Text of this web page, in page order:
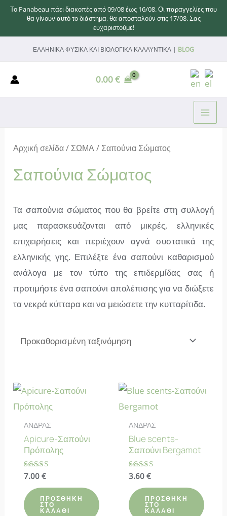
Το Panabeau πάει διακοπές από 09/08 έως 16/08. Οι παραγγελίες που
θα γίνουν αυτό το διάστημα, θα αποσταλούν στις 17/08. Σας
ευχαριστούμε!
περιεχόμενο
ΕΛΛΗΝΙΚΑ ΦΥΣΙΚΑ ΚΑΙ ΒΙΟΛΟΓΙΚΑ ΚΑΛΛΥΝΤΙΚΑ | BLOG
0.00€
Αρχική σελίδα/ ΣΩΜΑ/ Σαπούνια Σώματος
Σαπούνια Σώματος
Τα σαπούνια σώματος που θα βρείτε στη συλλογή
μας παρασκευάζονται από μικρές, ελληνικές
επιχειρήσεις και περιέχουν αγνά συστατικά της
ελληνικής γης. Επιλέξτε ένα σαπούνι καθαρισμού
ανάλογα με τον τύπο της επιδερμίδας σας ή
προτιμήστε ένα σαπούνι απολέπισης για να διώξετε
τα νεκρά κύτταρα και να μειώσετε την κυτταρίτιδα.
ΑΝΔΡΑΣ
Apicure-Σαπούνι
Πρόπολης
Βαθμολογήθηκε
4.80
από 5
7.00 €
ΠΡΟΣΘΉΚΗ
ΣΤΟ
ΚΑΛΆΘΙ
ΑΝΔΡΑΣ
Blue scents-
Σαπούνι Bergamot
Βαθμολογήθηκε
4.58
από 5
3.60€
ΠΡΟΣΘΉΚΗ
ΣΤΟ
ΚΑΛΆΘΙ